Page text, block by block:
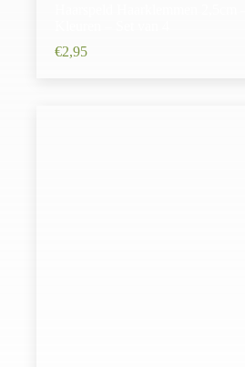
€2,95